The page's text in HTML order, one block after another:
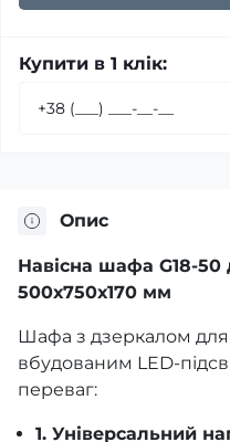
Купити в 1 клік:
Опис
Навісна шафа G18-50
500х750х170 мм
Шафа з дзеркалом для
вбудованим LED-
переваг:
1. Універсальний